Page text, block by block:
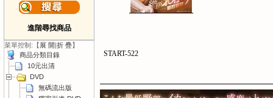
進階尋找商品
菜單控制:【展 開|折 疊】
商品分類目錄
10元出清
DVD
無碼流出版
START-522